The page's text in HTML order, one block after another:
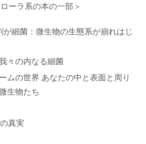
ーラ系の本の一部＞
が細菌：微生物の生態系が崩れはじ
々の内なる細菌
ムの世界 あなたの中と表面と周り
生物たち
真実